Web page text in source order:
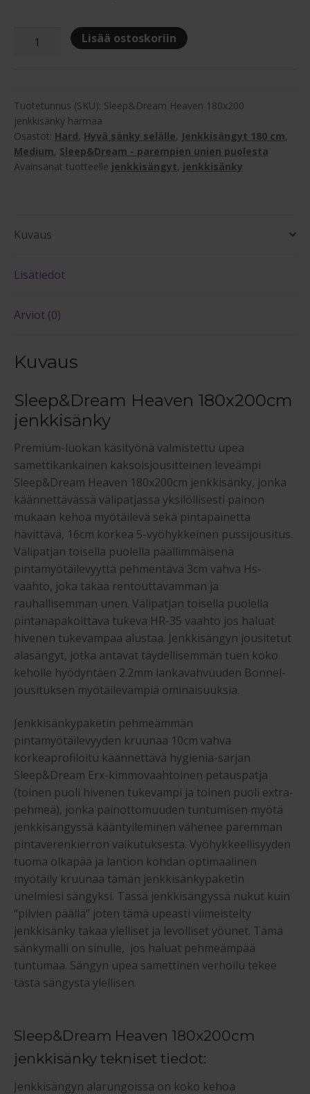
2,825.00 €.1,695.00 €.
Sleep&Dream
määrä
Lisää ostoskoriin
Tuotetunnus (SKU): Sleep&Dream Heaven 180x200
jenkkisänky harmaa
Osastot: Hard, Hyvä sänky selälle, Jenkkisängyt 180 cm,
Medium, Sleep&Dream - parempien unien puolesta
Avainsanat tuotteelle jenkkisängyt, jenkkisänky
Kuvaus
Lisätiedot
Arviot (0)
Kuvaus
Sleep&Dream Heaven 180x200cm
jenkkisänky
Premium-luokan käsityönä valmistettu upea
samettikankainen kaksoisjousitteinen leveämpi
Sleep&Dream Heaven 180x200cm jenkkisänky, jonka
käännettävässä välipatjassa yksilöllisesti painon
mukaan kehoa myötäilevä sekä pintapainetta
hävittävä, 16cm korkea 5-vyöhykkeinen pussijousitus.
Välipatjan toisella puolella päällimmäisenä
pintamyötäilevyyttä pehmentävä 3cm vahva Hs-
vaahto, joka takaa rentouttavamman ja
rauhallisemman unen. Välipatjan toisella puolella
pintanapakoittava tukeva HR-35 vaahto jos haluat
hivenen tukevampaa alustaa. Jenkkisängyn jousitetut
alasängyt, jotka antavat täydellisemmän tuen koko
keholle hyödyntäen 2.2mm lankavahvuuden Bonnel-
jousituksen myötäilevämpiä ominaisuuksia.
Jenkkisänkypaketin pehmeämmän
pintamyötäilevyyden kruunaa 10cm vahva
korkeaprofiloitu käännettävä hygienia-sarjan
Sleep&Dream Erx-kimmovaahtoinen petauspatja
(toinen puoli hivenen tukevampi ja toinen puoli extra-
pehmeä), jonka painottomuuden tuntumisen myötä
jenkkisängyssä kääntyileminen vähenee paremman
pintaverenkierron vaikutuksesta. Vyöhykkeellisyyden
tuoma olkapää ja lantion kohdan optimaalinen
myötäily kruunaa tämän jenkkisänkypaketin
unelmiesi sängyksi. Tässä jenkkisängyssä nukut kuin
“pilvien päällä” joten tämä upeasti viimeistelty
jenkkisänky takaa ylelliset ja levolliset yöunet. Tämä
sänkymalli on sinulle, jos haluat pehmeämpää
tuntumaa. Sängyn upea samettinen verhoilu tekee
tästä sängystä ylellisen.
Sleep&Dream Heaven 180x200cm
jenkkisänky tekniset tiedot:
Jenkkisängyn alarungoissa on koko kehoa